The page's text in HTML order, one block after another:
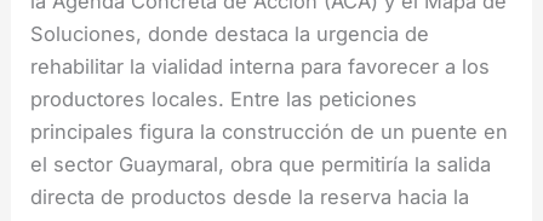
Soluciones, donde destaca la urgencia de
rehabilitar la vialidad interna para favorecer a los
productores locales. Entre las peticiones
principales figura la construcción de un puente en
el sector Guaymaral, obra que permitiría la salida
directa de productos desde la reserva hacia la